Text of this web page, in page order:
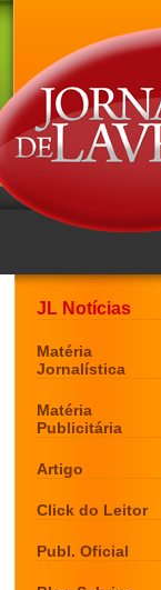
JL Notícias
Matéria
Jornalística
Matéria
Publicitária
Artigo
Click do Leitor
Publ. Oficial